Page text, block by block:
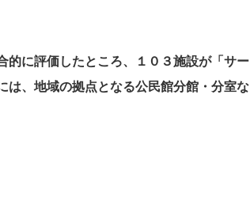
的に評価したところ、１０３施設が「サー
は、地域の拠点となる公民館分館・分室な